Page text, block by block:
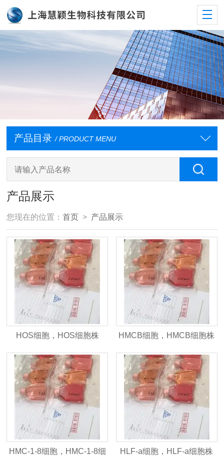
产品目录 / PRODUCT MENU
产品展示
您现在的位置：首页 > 产品展示
HOS细胞，HOS细胞株 HMCB细胞，HMCB细胞株
HMC-1-8细胞，HMC-1-8细 HLF-a细胞，HLF-a细胞株